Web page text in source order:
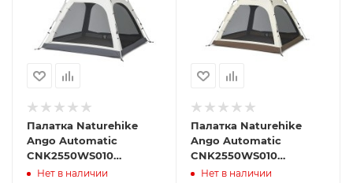
Палатка Naturehike
Ango Automatic
CNK2550WS010
трёхместная, большая,
Нет в наличии
Палатка Naturehike
Ango Automatic
CNK2550WS010
трёхместная, большая,
Нет в наличии